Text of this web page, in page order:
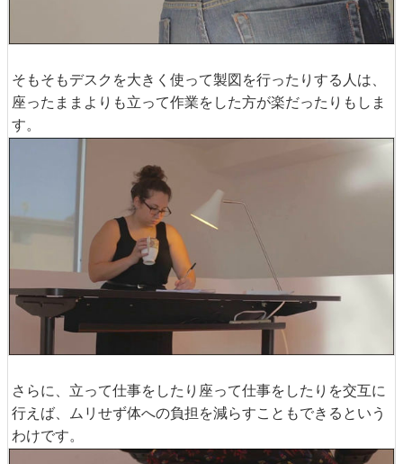
そもそもデスクを大きく使って製図を行ったりする人は、
座ったままよりも立って作業をした方が楽だったりもしま
す。
さらに、立って仕事をしたり座って仕事をしたりを交互に
行えば、ムリせず体への負担を減らすこともできるという
わけです。